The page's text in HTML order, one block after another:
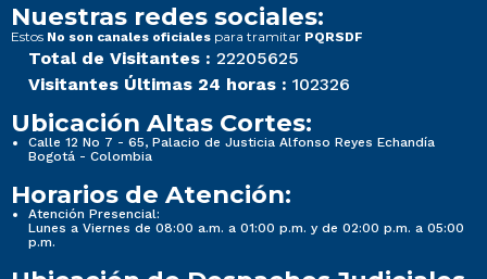
Nuestras redes sociales:
Estos No son canales oficiales para tramitar PQRSDF
Total de Visitantes : 22205625
Visitantes Últimas 24 horas : 102326
Ubicación Altas Cortes:
Calle 12 No 7 - 65, Palacio de Justicia Alfonso Reyes Echandía
Bogotá - Colombia
Horarios de Atención:
Atención Presencial:
Lunes a Viernes de 08:00 a.m. a 01:00 p.m. y de 02:00 p.m. a 05:00
p.m.